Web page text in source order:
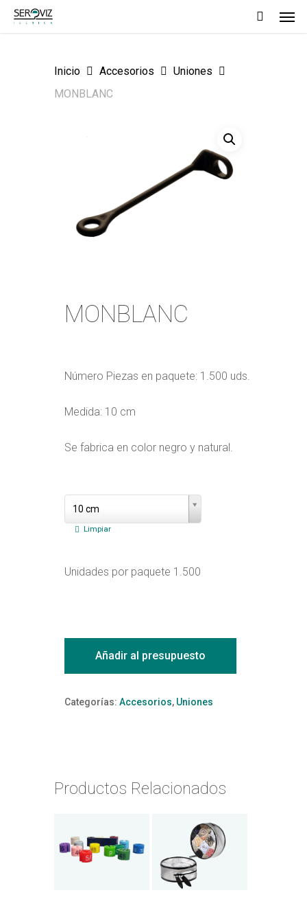
Skip
Inicio Accesorios
Uniones
MONBLANC
MONBLANC
Número Piezas en paquete: 1.500 uds.
Medida: 10 cm
Se fabrica en color negro y natural.
10 cm
taxonomy
singular
MedidasLimpiar
Unidades por paquete 1.500
Añadir al presupuesto
Categorías: Accesorios, Uniones
Productos Relacionados